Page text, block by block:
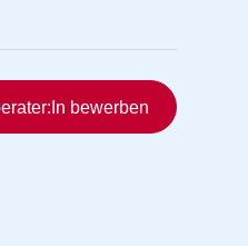
Schnellzugriff
bewerben